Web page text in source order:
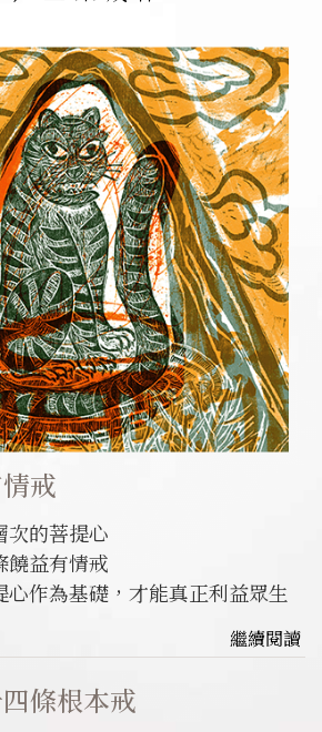
戒
次的菩提心
饒益有情戒
心作為基礎，才能真正利益眾生
繼續閱讀
條根本戒